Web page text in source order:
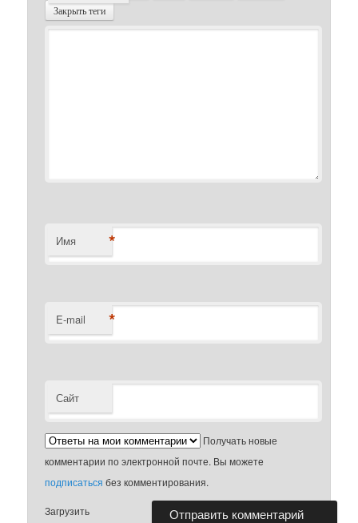
Закрыть теги
Имя *
E-mail *
Сайт
Получать новые
комментарии по электронной почте. Вы можете
подписаться без комментирования.
Загрузить